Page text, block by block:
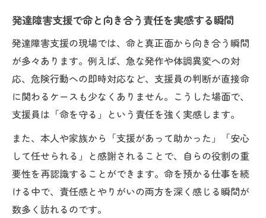
発達障害支援で命と向き合う責任を実感する瞬間
発達障害支援の現場では、命と真正面から向き合う瞬間
が多々あります。例えば、急な発作や体調異変への対
応、危険行動への即時対応など、支援員の判断が直接命
に関わるケースも少なくありません。こうした場面で、
支援員は「命を守る」という責任を強く実感します。
また、本人や家族から「支援があって助かった」「安心
して任せられる」と感謝されることで、自らの役割の重
要性を再認識することができます。命を預かる仕事を続
ける中で、責任感とやりがいの両方を深く感じる瞬間が
数多く訪れるのです。